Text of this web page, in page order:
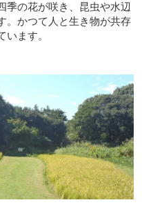
季の花が咲き、昆虫や水辺
。かつて人と生き物が共存
ます。